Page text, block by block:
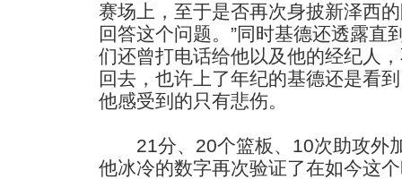
赛场上，至于是否再次身披新泽西
回答这个问题。”同时基德还透露直
们还曾打电话给他以及他的经纪人
回去，也许上了年纪的基德还是看
他感受到的只有悲伤。
21分、20个篮板、10次助攻外
他冰冷的数字再次验证了在如今这